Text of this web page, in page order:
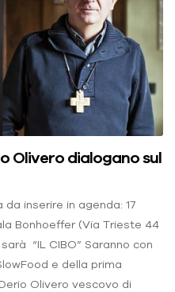
Olivero dialogano sul
inserire in agenda: 17
Bonhoeffer (Via Trieste 44
“IL CIBO” Saranno con
e della prima
Olivero vescovo di